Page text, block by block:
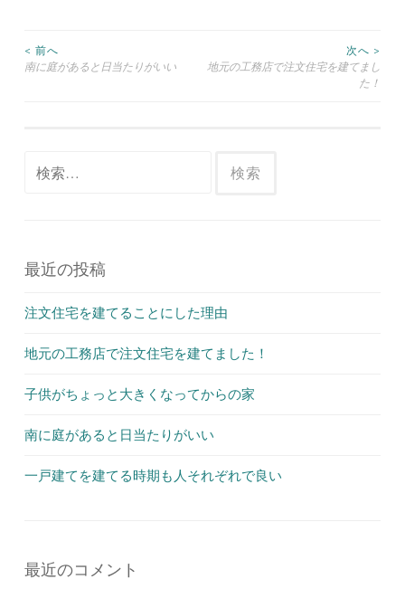
< 前へ
南に庭があると日当たりがいい
次へ >
地元の工務店で注文住宅を建てまし
た！
検索:
最近の投稿
注文住宅を建てることにした理由
地元の工務店で注文住宅を建てました！
子供がちょっと大きくなってからの家
南に庭があると日当たりがいい
一戸建てを建てる時期も人それぞれで良い
最近のコメント